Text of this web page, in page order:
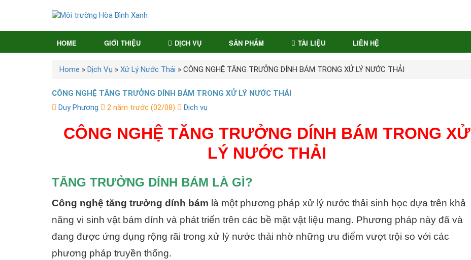
HOME GIỚI THIỆU DỊCH VỤ SẢN PHẨM TÀI LIỆU LIÊN HỆ
Home » Dịch Vụ » Xử Lý Nước Thải » CÔNG NGHỆ TĂNG TRƯỞNG DÍNH BÁM TRONG XỬ LÝ NƯỚC THẢI
CÔNG NGHỆ TĂNG TRƯỞNG DÍNH BÁM TRONG XỬ LÝ NƯỚC THẢI
Duy Phương
2 năm trước (02/08) Dịch vụ
CÔNG NGHỆ TĂNG TRƯỞNG DÍNH BÁM TRONG XỬ
LÝ NƯỚC THẢI
TĂNG TRƯỞNG DÍNH BÁM LÀ GÌ?
Công nghệ tăng trưởng dính bám là một phương pháp xử lý nước thải sinh học dựa trên khả
năng vi sinh vật bám dính và phát triển trên các bề mặt vật liệu mang. Phương pháp này đã và
đang được ứng dụng rộng rãi trong xử lý nước thải nhờ những ưu điểm vượt trội so với các
phương pháp truyền thống.